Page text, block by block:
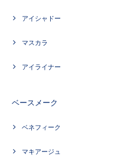
アイシャドー
マスカラ
アイライナー
ベースメーク
ベネフィーク
マキアージュ